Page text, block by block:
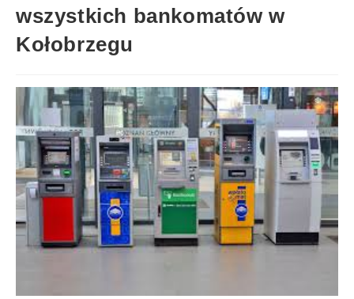
wszystkich bankomatów w
Kołobrzegu